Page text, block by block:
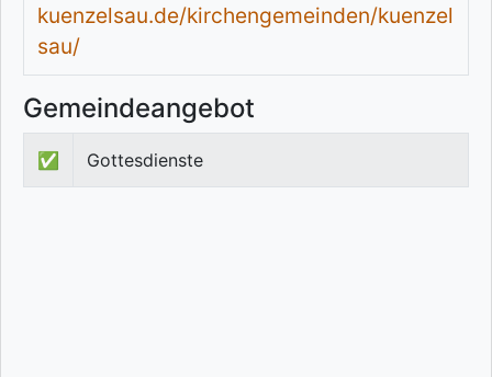
kuenzelsau.de/kirchengemeinden/kuenzel
sau/
Gemeindeangebot
✅ Gottesdienste